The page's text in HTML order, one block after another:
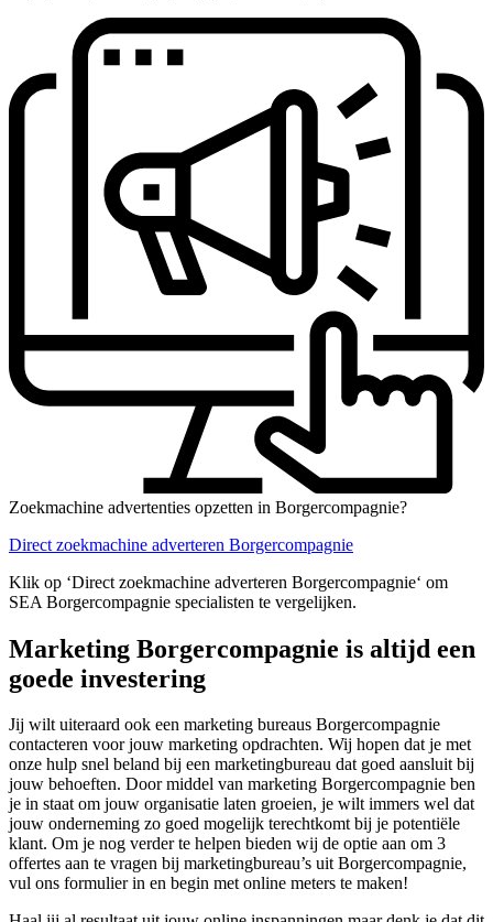
Zoekmachine advertenties opzetten in Borgercompagnie?
Direct zoekmachine adverteren Borgercompagnie
Klik op ‘Direct zoekmachine adverteren Borgercompagnie‘ om
SEA Borgercompagnie specialisten te vergelijken.
Marketing Borgercompagnie is altijd een
goede investering
Jij wilt uiteraard ook een marketing bureaus Borgercompagnie
contacteren voor jouw marketing opdrachten. Wij hopen dat je met
onze hulp snel beland bij een marketingbureau dat goed aansluit bij
jouw behoeften. Door middel van marketing Borgercompagnie ben
je in staat om jouw organisatie laten groeien, je wilt immers wel dat
jouw onderneming zo goed mogelijk terechtkomt bij je potentiële
klant. Om je nog verder te helpen bieden wij de optie aan om 3
offertes aan te vragen bij marketingbureau’s uit Borgercompagnie,
vul ons formulier in en begin met online meters te maken!